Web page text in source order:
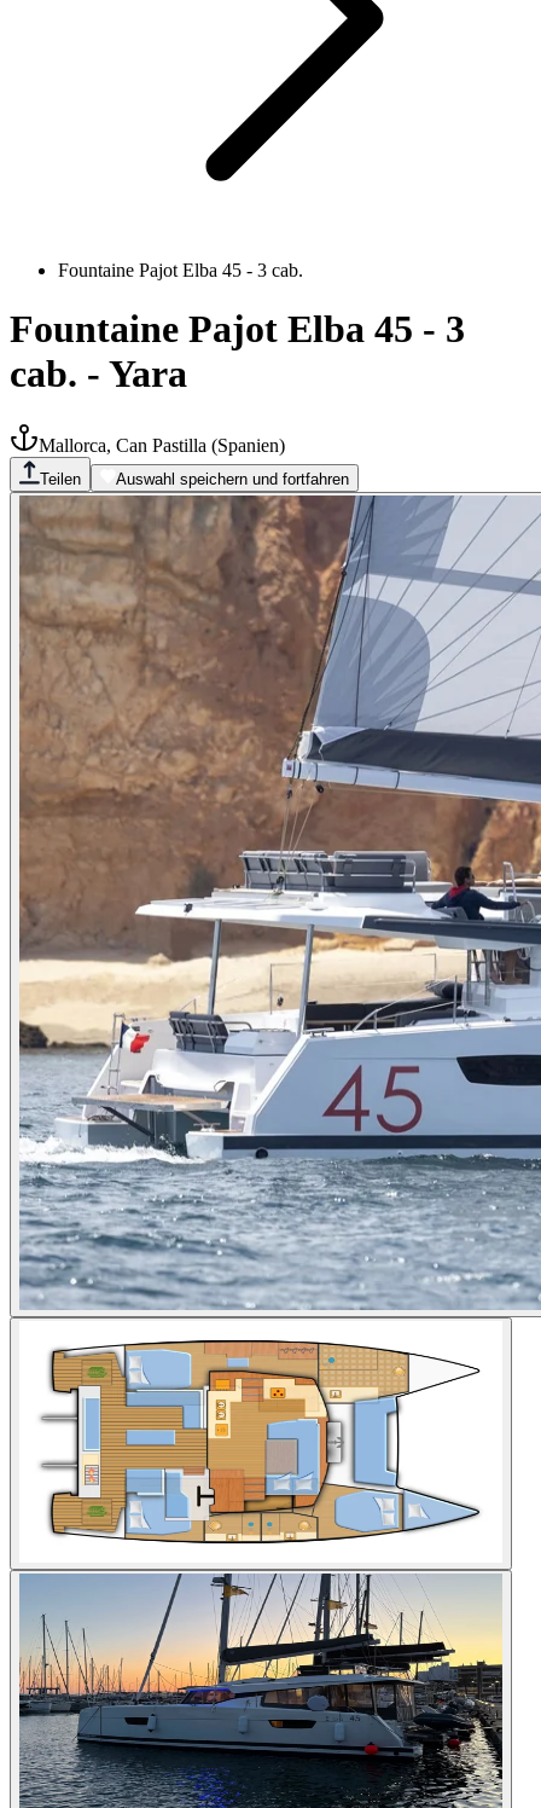
Fountaine Pajot Elba 45 - 3 cab.
Fountaine Pajot Elba 45 - 3
cab. - Yara
Mallorca, Can Pastilla (Spanien)
Teilen Auswahl speichern und fortfahren